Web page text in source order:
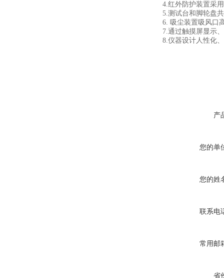
4.红外防护装置采
5.测试台和脚轮盘
6. 吸尘装置吸风口
7.通过触摸屏显示
8.仪器设计人性化
产
您的单
您的姓
联系电
常用邮
省